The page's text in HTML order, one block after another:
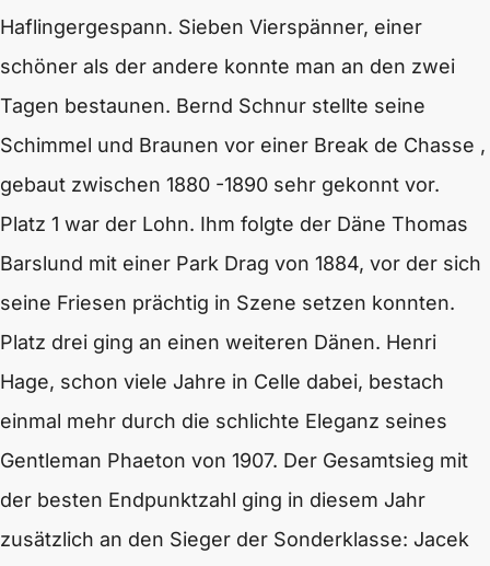
Haflingergespann. Sieben Vierspänner, einer
schöner als der andere konnte man an den zwei
Tagen bestaunen. Bernd Schnur stellte seine
Schimmel und Braunen vor einer Break de Chasse ,
gebaut zwischen 1880 -1890 sehr gekonnt vor.
Platz 1 war der Lohn. Ihm folgte der Däne Thomas
Barslund mit einer Park Drag von 1884, vor der sich
seine Friesen prächtig in Szene setzen konnten.
Platz drei ging an einen weiteren Dänen. Henri
Hage, schon viele Jahre in Celle dabei, bestach
einmal mehr durch die schlichte Eleganz seines
Gentleman Phaeton von 1907. Der Gesamtsieg mit
der besten Endpunktzahl ging in diesem Jahr
zusätzlich an den Sieger der Sonderklasse: Jacek